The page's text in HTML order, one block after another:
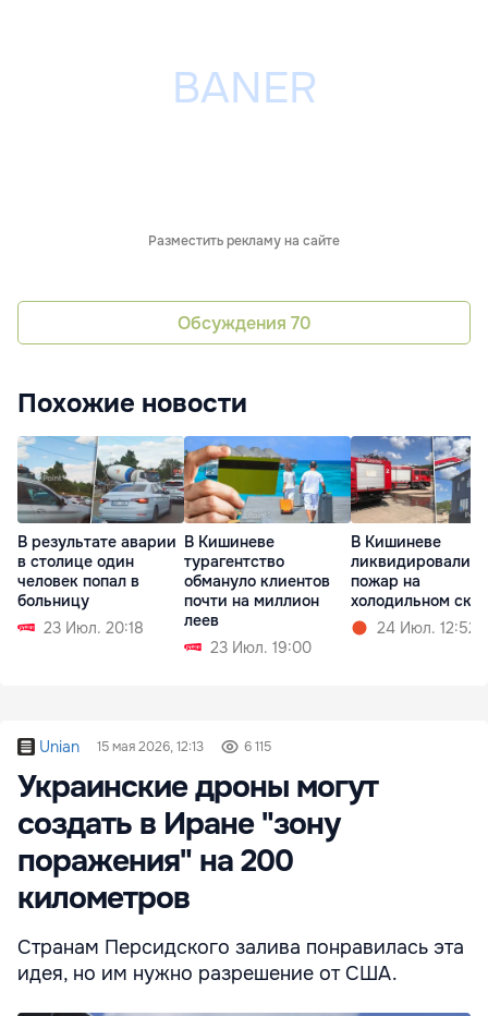
Разместить рекламу на сайте
Обсуждения 70
Похожие новости
В результате аварии
в столице один
человек попал в
больницу
23 Июл. 20:18
В Кишиневе
турагентство
обмануло клиентов
почти на миллион
леев
23 Июл. 19:00
В Кишиневе
ликвидировали
пожар на
холодильном
24 Июл. 12:52
Unian 15 мая 2026, 12:13 6 115
Украинские дроны могут
создать в Иране "зону
поражения" на 200
километров
Странам Персидского залива понравилась эта
идея, но им нужно разрешение от США.